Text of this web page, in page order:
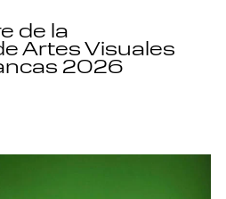
de la
Artes Visuales
2026